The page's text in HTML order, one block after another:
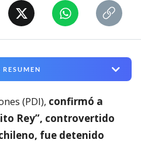
RESUMEN
(PDI), confirmó a
Rey”, controvertido
fue detenido